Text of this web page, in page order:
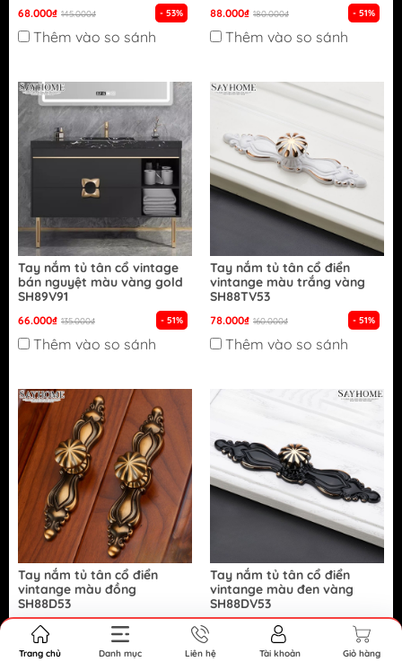
68.000₫ 145.000₫ - 53%
Thêm vào so sánh
88.000₫ 180.000₫ - 51%
Thêm vào so sánh
Tay nắm tủ tân cổ vintage
bán nguyệt màu vàng gold
SH89V91
66.000₫ 135.000₫ - 51%
Thêm vào so sánh
Tay nắm tủ tân cổ điển
vintange màu trắng vàng
SH88TV53
78.000₫ 160.000₫ - 51%
Thêm vào so sánh
Tay nắm tủ tân cổ điển
vintange màu đồng
SH88D53
86.000₫
Thêm vào so sánh
Tay nắm tủ tân cổ điển
vintange màu đen vàng
SH88DV53
160.000₫ - 51%
Thêm vào so sánh
Trang chủ Danh mục Liên hệ Tài khoản Giỏ hàng